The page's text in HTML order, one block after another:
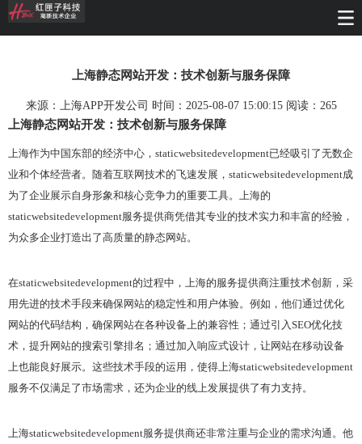
上海静态网站开发：技术创新与服务保障
来源：上海APP开发公司 时间：2025-08-07 15:00:15 阅读： 265
上海静态网站开发：技术创新与服务保障
上海作为中国东部的经济中心，staticwebsitedevelopment已经吸引了无数企
业和个体经营者。随着互联网技术的飞速发展，staticwebsitedevelopment成
为了企业展示自身形象和核心竞争力的重要工具。上海的
staticwebsitedevelopment服务提供商凭借其专业的技术实力和丰富的经验，
为众多企业打造出了高质量的静态网站。
在staticwebsitedevelopment的过程中，上海的服务提供商注重技术创新，采
用先进的技术手段来确保网站的稳定性和用户体验。例如，他们通过优化
网站的代码结构，确保网站在各种设备上的兼容性；通过引入SEO优化技
术，提升网站的搜索引擎排名；通过加入响应式设计，让网站在移动设备
上也能良好展示。这些技术手段的运用，使得上海staticwebsitedevelopment
服务不仅满足了市场需求，还为企业的线上发展提供了有力支持。
上海staticwebsitedevelopment服务提供商还非常注重与企业的需求沟通。他